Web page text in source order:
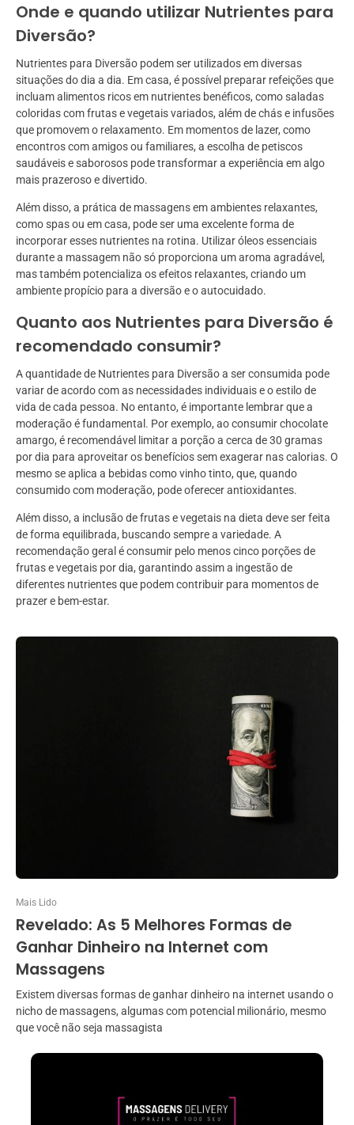
Onde e quando utilizar Nutrientes para
Diversão?
Nutrientes para Diversão podem ser utilizados em diversas
situações do dia a dia. Em casa, é possível preparar refeições que
incluam alimentos ricos em nutrientes benéficos, como saladas
coloridas com frutas e vegetais variados, além de chás e infusões
que promovem o relaxamento. Em momentos de lazer, como
encontros com amigos ou familiares, a escolha de petiscos
saudáveis e saborosos pode transformar a experiência em algo
mais prazeroso e divertido.
Além disso, a prática de massagens em ambientes relaxantes,
como spas ou em casa, pode ser uma excelente forma de
incorporar esses nutrientes na rotina. Utilizar óleos essenciais
durante a massagem não só proporciona um aroma agradável,
mas também potencializa os efeitos relaxantes, criando um
ambiente propício para a diversão e o autocuidado.
Quanto aos Nutrientes para Diversão é
recomendado consumir?
A quantidade de Nutrientes para Diversão a ser consumida pode
variar de acordo com as necessidades individuais e o estilo de
vida de cada pessoa. No entanto, é importante lembrar que a
moderação é fundamental. Por exemplo, ao consumir chocolate
amargo, é recomendável limitar a porção a cerca de 30 gramas
por dia para aproveitar os benefícios sem exagerar nas calorias. O
mesmo se aplica a bebidas como vinho tinto, que, quando
consumido com moderação, pode oferecer antioxidantes.
Além disso, a inclusão de frutas e vegetais na dieta deve ser feita
de forma equilibrada, buscando sempre a variedade. A
recomendação geral é consumir pelo menos cinco porções de
frutas e vegetais por dia, garantindo assim a ingestão de
diferentes nutrientes que podem contribuir para momentos de
prazer e bem-estar.
Mais Lido
Revelado: As 5 Melhores Formas de
Ganhar Dinheiro na Internet com
Massagens
Existem diversas formas de ganhar dinheiro na internet usando o
nicho de massagens, algumas com potencial milionário, mesmo
que você não seja massagista